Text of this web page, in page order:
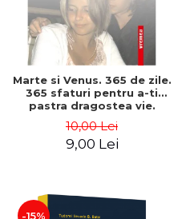
Marte si Venus. 365 de zile.
365 sfaturi pentru a-ti
pastra dragostea vie.
10,00 Lei
9,00 Lei
-15%